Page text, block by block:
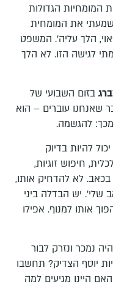
המומחיות הגדולות
את המומחית
הלך עליה'. המשפט
לגישה הזו. לא הלך
בזום השבועי של
שאנחנו עוברים – הוא
להגשמה.
להיות בדיוק
חיפוש זוגיות,
בכאב. לא להדחיק אותו,
יש הבדלה ביני
אותו למנוף. אפילו
נמכר ונזרק לבור
יוסף הצדיק? תחשבו
היינו מגיעים למה